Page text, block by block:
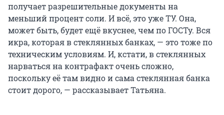
получает разрешительные документы на
меньший процент соли. И всё, это уже ТУ. Она,
может быть, будет ещё вкуснее, чем по ГОСТу. Вся
икра, которая в стеклянных банках, — это тоже по
техническим условиям. И, кстати, в стеклянных
нарваться на контрафакт очень сложно,
поскольку её там видно и сама стеклянная банка
стоит дорого, — рассказывает Татьяна.